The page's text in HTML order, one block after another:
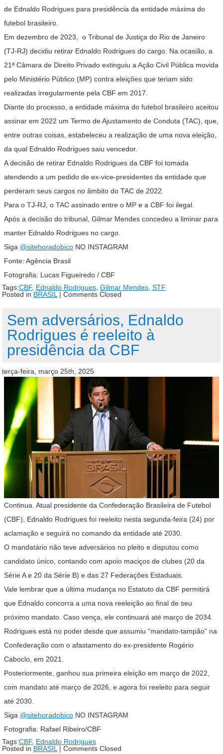
de Ednaldo Rodrigues para presidência da entidade máxima do
futebol brasileiro.
Em dezembro de 2023, o Tribunal de Justiça do Rio de Janeiro
(TJ-RJ) decidiu retirar Ednaldo Rodrigues do cargo. Na ocasião, a
21ª Câmara de Direito Privado extinguiu a Ação Civil Pública movida
pelo Ministério Público (MP) contra eleições que teriam sido
realizadas irregularmente pela CBF em 2017.
Diante do processo, a entidade máxima do futebol brasileiro aceitou
assinar em 2022 um Termo de Ajustamento de Conduta (TAC), que,
entre outras coisas, estabeleceu a realização de uma nova eleição,
da qual Ednaldo Rodrigues saiu vencedor.
A decisão de retirar Ednaldo Rodrigues da CBF foi tomada
atendendo a um pedido de ex-vice-presidentes da entidade que
perderam seus cargos no âmbito do TAC de 2022.
Para o TJ-RJ, o TAC assinado entre o MP e a CBF foi ilegal.
Após a decisão do tribunal, Gilmar Mendes concedeu a liminar para
manter Ednaldo Rodrigues no cargo.
Siga @sitehoradobico NO INSTAGRAM
Fonte: Agência Brasil
Fotografia: Lucas Figueiredo / CBF
Tags:CBF, Ednaldo Rodrigues, Gilmar Mendes, STF
Posted in BRASIL| Comments Closed
Sem adversários, Ednaldo
Rodrigues é reeleito à
presidência da CBF
terça-feira, março 25th, 2025
Continua. Atual presidente da Confederação Brasileira de Futebol
(CBF), Ednaldo Rodrigues foi reeleito nesta segunda-feira (24) por
aclamação e seguirá no comando da entidade até 2030.
O mandatário não teve adversários no pleito e disputou como
candidato único, contando com apoio maciços de clubes (20 da
Série A e 20 da Série B) e das 27 Federações Estaduais.
Vale lembrar que a última mudança no Estatuto da CBF permitirá
que Ednaldo concorra a uma nova reeleição ao final de seu
próximo mandato. Caso vença, ele continuará até março de 2034.
Rodrigues está no poder desde que assumiu “mandato-tampão” na
Confederação com o afastamento do ex-presidente Rogério
Caboclo, em 2021.
Posteriormente, ganhou sua primeira eleição em março de 2022,
com mandato até março de 2026, e agora foi reeleito para seguir
até 2030.
Siga @sitehoradobico NO INSTAGRAM
Fotografia: Rafael Ribeiro/CBF
Tags:CBF, Ednaldo Rodrigues
Posted in BRASIL| Comments Closed